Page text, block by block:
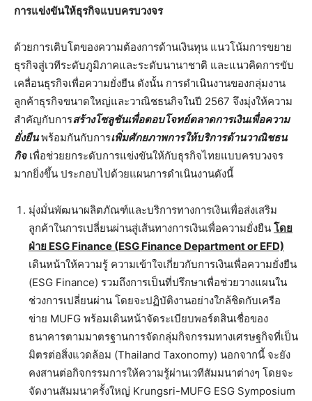
การแข่งขันให้ธุรกิจแบบครบวงจร
ด้วยการเติบโตของความต้องการด้านเงินทุน แนวโน้มการขยาย
ธุรกิจสู่เวทีระดับภูมิภาคและระดับนานาชาติ และแนวคิดการขับ
เคลื่อนธุรกิจเพื่อความยั่งยืน ดังนั้น การดำเนินงานของกลุ่มงาน
ลูกค้าธุรกิจขนาดใหญ่และวาณิชธนกิจในปี 2567 จึงมุ่งให้ความ
สำคัญกับการสร้างโซลูชันเพื่อตอบโจทย์ตลาดการเงินเพื่อความ
ยั่งยืนพร้อมกันกับการเพิ่มศักยภาพการให้บริการด้านวาณิชธน
กิจเพื่อช่วยยกระดับการแข่งขันให้กับธุรกิจไทยแบบครบวงจร
มากยิ่งขึ้น ประกอบไปด้วยแผนการดำเนินงานดังนี้
มุ่งมั่นพัฒนาผลิตภัณฑ์และบริการทางการเงินเพื่อส่งเสริม
ลูกค้าในการเปลี่ยนผ่านสู่เส้นทางการเงินเพื่อความยั่งยืน โดย
ฝ่าย ESG Finance (ESG Finance Department or EFD)
เดินหน้าให้ความรู้ ความเข้าใจเกี่ยวกับการเงินเพื่อความยั่งยืน
(ESG Finance) รวมถึงการเป็นที่ปรึกษาเพื่อช่วยวางแผนใน
ช่วงการเปลี่ยนผ่าน โดยจะปฏิบัติงานอย่างใกล้ชิดกับเครือ
ข่าย MUFG พร้อมเดินหน้าจัดระเบียบพอร์ตสินเชื่อของ
ธนาคารตามมาตรฐานการจัดกลุ่มกิจกรรมทางเศรษฐกิจที่เป็น
มิตรต่อสิ่งแวดล้อม (Thailand Taxonomy) นอกจากนี้ จะยัง
คงสานต่อกิจกรรมการให้ความรู้ผ่านเวทีสัมมนาต่างๆ โดยจะ
จัดงานสัมมนาครั้งใหญ่ Krungsri-MUFG ESG Symposium